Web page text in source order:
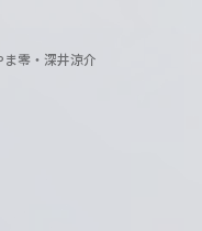
零・深井涼介